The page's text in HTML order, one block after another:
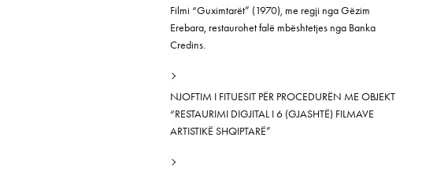
Filmi “Guximtarët” (1970), me regji nga Gëzim
Erebara, restaurohet falë mbështetjes nga Banka
Credins.
NJOFTIM I FITUESIT PËR PROCEDURËN ME OBJEKT
“RESTAURIMI DIGJITAL I 6 (GJASHTË) FILMAVE
ARTISTIKË SHQIPTARË”